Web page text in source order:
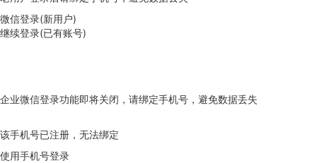
微信登录(新用户)
继续登录(已有账号)
企业微信登录功能即将关闭，请绑定手机号，避免数据丢失
该手机号已注册，无法绑定
使用手机号登录